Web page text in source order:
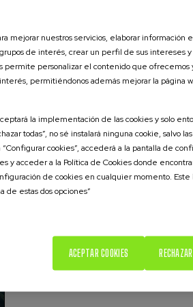
Incendios
¿cómo
10 h. Español .
DESDE25 €
mejorar nuestros servicios, elaborar información
de interés, crear un perfil de sus intereses
permite personalizar el contenido que
permitiéndonos además mejorar la página
la implementación de las cookies y solo
todas”, no sé instalará ninguna cookie, salvo las
cookies”, accederá a la pantalla de
y acceder a la Política de Cookies donde
de cookies en cualquier momento. Este
de estas dos opciones”
ACEPTAR COOKIES